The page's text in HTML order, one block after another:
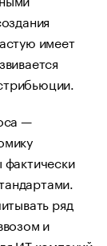
имеет
—
фактически
ряд
и